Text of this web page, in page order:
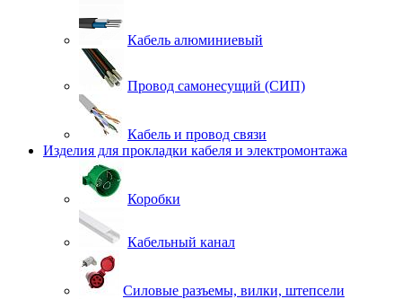
Кабель алюминиевый
Провод самонесущий (СИП)
Кабель и провод связи
Изделия для прокладки кабеля и электромонтажа
Коробки
Кабельный канал
Силовые разъемы, вилки, штепсели